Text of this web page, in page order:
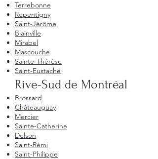
Terrebonne
Repentigny
Saint-Jérôme
Blainville
Mirabel
Mascouche
Sainte-Thérèse
Saint-Eustache
Rive-Sud de Montréal
Brossard
Châteauguay
Mercier
Sainte-Catherine
Delson
Saint-Rémi
Saint-Philippe